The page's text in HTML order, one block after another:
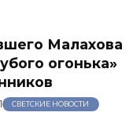
Малахова
огонька»
СВЕТСКИЕ НОВОСТИ